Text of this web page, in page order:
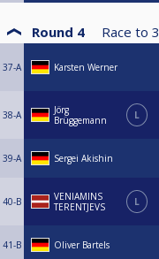
Round 4 Race to 3
37-A Karsten Werner
38-A
Jörg
Brüggemann
L
39-A Sergei Akishin
40-B
VENIAMINS
TERENTJEVS
L
41-B Oliver Bartels